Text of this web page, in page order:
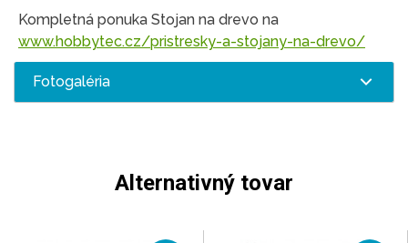
Kompletná ponuka Stojan na drevo na
www.hobbytec.cz/pristresky-a-stojany-na-drevo/
Fotogaléria
Alternativný tovar